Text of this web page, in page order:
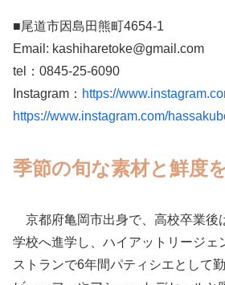
■尾道市因島田熊町4654-1
Email: kashiharetoke@gmail.com
tel：0845-25-6090
Instagram： https://
https://www.instagram.com/
季節の旬な素材と鮮度
京都府亀岡市出身で、高校卒業後
学校へ進学し、ハイアットリージェ
ストランで6年間パティシエとして